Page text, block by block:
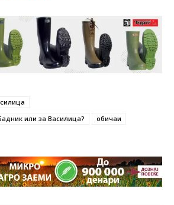
или за Василица?
обичаи